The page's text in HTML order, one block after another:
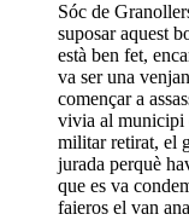
Sóc de
suposar aquest
està ben fet,
va ser una
començar a
vivia al municipi
militar retirat, el
jurada perquè
que es va
faieros el van